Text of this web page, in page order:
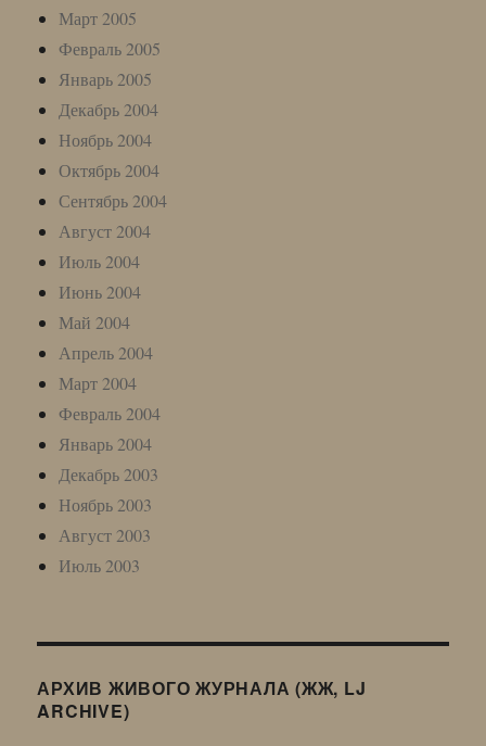
Март 2005
Февраль 2005
Январь 2005
Декабрь 2004
Ноябрь 2004
Октябрь 2004
Сентябрь 2004
Август 2004
Июль 2004
Июнь 2004
Май 2004
Апрель 2004
Март 2004
Февраль 2004
Январь 2004
Декабрь 2003
Ноябрь 2003
Август 2003
Июль 2003
АРХИВ ЖИВОГО ЖУРНАЛА (ЖЖ, LJ
ARCHIVE)